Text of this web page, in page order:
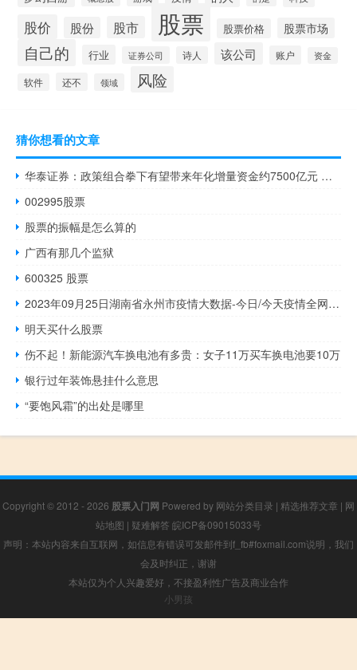
股价 股份 股市 股票 股票价格 股票市场
自己的 行业 证券公司 诗人 该公司 账户 资金
软件 还不 领域 风险
猜你想看的文章
华泰证券：政策组合拳下有望带来年化增量资金约7500亿元 显著改善内部资金面
002995股票
股票的振幅是怎么算的
广西有那几个监狱
600325 股票
2023年09月25日湖南省永州市疫情大数据-今日/今天疫情全网搜索最新实时消息动态情况通知播报
明天买什么股票
伤不起！新能源汽车换电池有多贵：女子11万买车换电池要10万
银行过年装饰悬挂什么意思
“要饱风霜”的出处是哪里
Copyright © 2012 - 2026 股票入门网 Powered by 网站分类目录 | 精选推荐文章 | 网
站地图 | 疑难解答 皖ICP备09015033号
声明：本站内容来自互联网，如信息有错误可发邮件到f_fb#foxmail.com说明，我们
会及时纠正，谢谢
本站仅为个人兴趣爱好，不接盈利性广告及商业合作
小男孩